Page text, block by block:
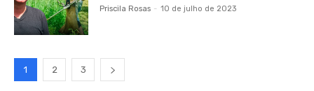
Priscila Rosas - 10 de julho de 2023
1 2 3